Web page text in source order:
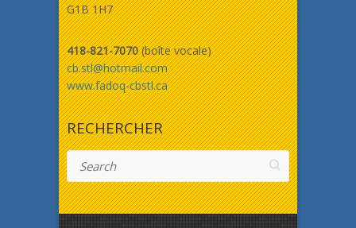
G1B 1H7
418-821-7070(boîte vocale)
cb.stl@hotmail.com
www.fadoq-cbstl.ca
RECHERCHER